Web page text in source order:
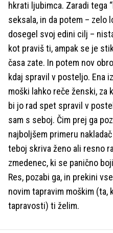
hkrati ljubimca. Zaradi tega
seksala, in da potem – zelo
dosegel svoj edini cilj –
kot praviš ti, ampak se je
časa zate. In potem nov
kdaj spravil v posteljo. Ena
moški lahko reče ženski, za
bi jo rad spet spravil v
sam s seboj. Čim prej ga
najboljšem primeru
teboj skriva ženo ali resno
zmedenec, ki se panično
Res, pozabi ga, in prekini
novim tapravim moškim (ta,
tapravosti) ti želim.